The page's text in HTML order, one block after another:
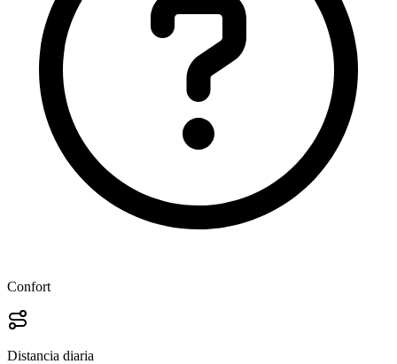
Confort
Distancia diaria